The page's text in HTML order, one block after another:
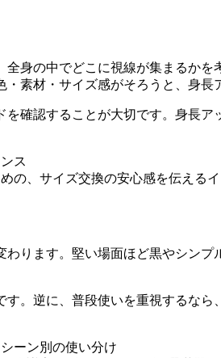
身の中でどこに視線が集まるか
素材・サイズ感がそろうと、身
確認することが大切です。身長
の、サイズ交換の安心感を伝えるイ
ります。堅い場面ほど黒やシン
。逆に、普段使いを重視するな